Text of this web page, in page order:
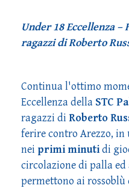
Under 18 Eccellenza –
ragazzi di Roberto
Continua l'ottimo
Eccellenza della STC
ragazzi di Roberto
ferire contro Arezzo,
nei primi minutidi
circolazione di palla
permettono ai